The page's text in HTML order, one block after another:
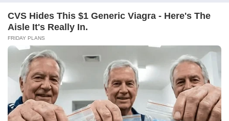
используются мои работы, то глубоко
заблуждаетесь. Ещё в Писании сказано: «Не
о хлебе едином…» Меня гложет совесть за
участие в обмане этой прелестной особы.
Ваши цели, молодой человек, явно не
связаны с её счастьем. Да, мои картины
продаются редко. Да, я сейчас без крыши
над головой. Но соучаствовать в вашем
вранье больше не стану. Точка. А теперь —